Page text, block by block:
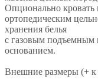
Опционально кровать
ортопедическим
хранения белья
с газовым подъемным
основанием.
Внешние размеры (+ к